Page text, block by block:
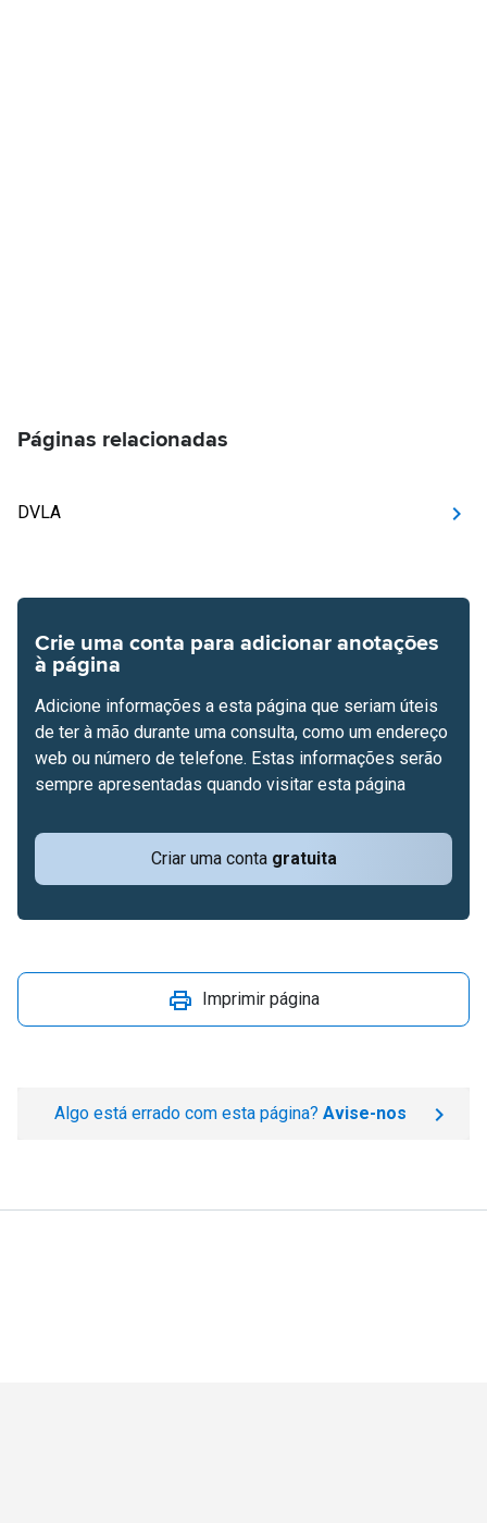
Páginas relacionadas
DVLA
Crie uma conta para adicionar anotações
à página
Criar uma conta gratuita
Adicione informações a esta página que seriam úteis
de ter à mão durante uma consulta, como um endereço
web ou número de telefone. Estas informações serão
sempre apresentadas quando visitar esta página
Imprimir página
Algo está errado com esta página? Avise-nos